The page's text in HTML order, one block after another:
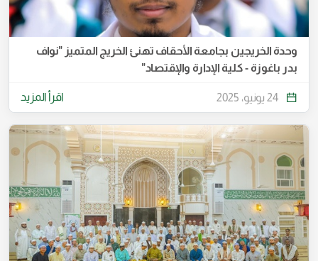
وحدة الخريجين بجامعة الأحقاف تهنئ الخريج المتميز "نواف
بدر باغوزة - كلية الإدارة والإقتصاد"
24 يونيو، 2025 اقرأ المزيد